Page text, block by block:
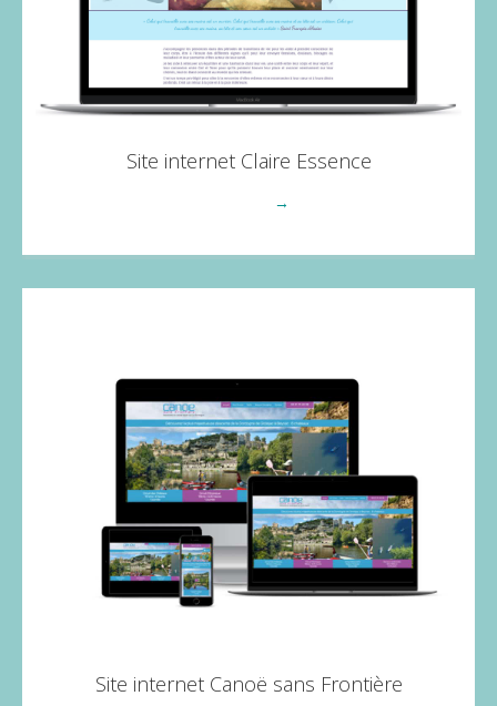
Site internet Claire Essence
→
Site internet Canoë sans Frontière